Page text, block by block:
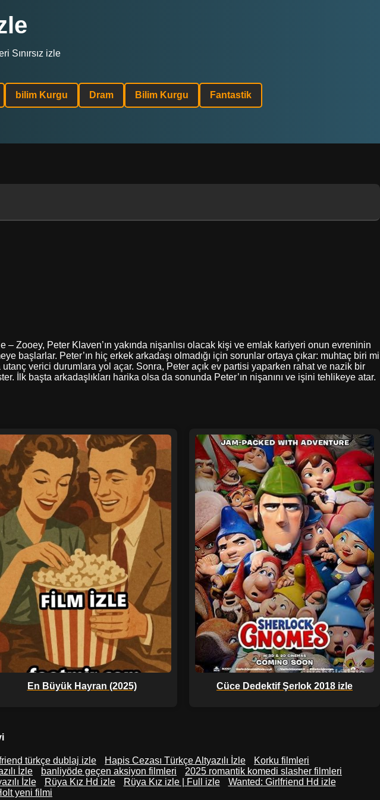
Sınırsız izle
bilim Kurgu Dram Bilim Kurgu Fantastik
Zooey, Peter Klaven’ın yakında nişanlısı olacak kişi ve emlak kariyeri onun evreninin
başlarlar. Peter’ın hiç erkek arkadaşı olmadığı için sorunlar ortaya çıkar: muhtaç biri mi
verici durumlara yol açar. Sonra, Peter açık ev partisi yaparken rahat ve nazik bir
İlk başta arkadaşlıkları harika olsa da sonunda Peter’ın nişanını ve işini tehlikeye atar.
En Büyük Hayran (2025) Cüce Dedektif Şerlok 2018 izle
türkçe dublaj izle Hapis Cezası Türkçe Altyazılı İzle
Korku filmleri
İzle banliyöde geçen aksiyon filmleri
2025 romantik komedi slasher filmleri
İzle Rüya Kız Hd izle Rüya Kız izle | Full izle
Wanted: Girlfriend Hd izle
yeni filmi